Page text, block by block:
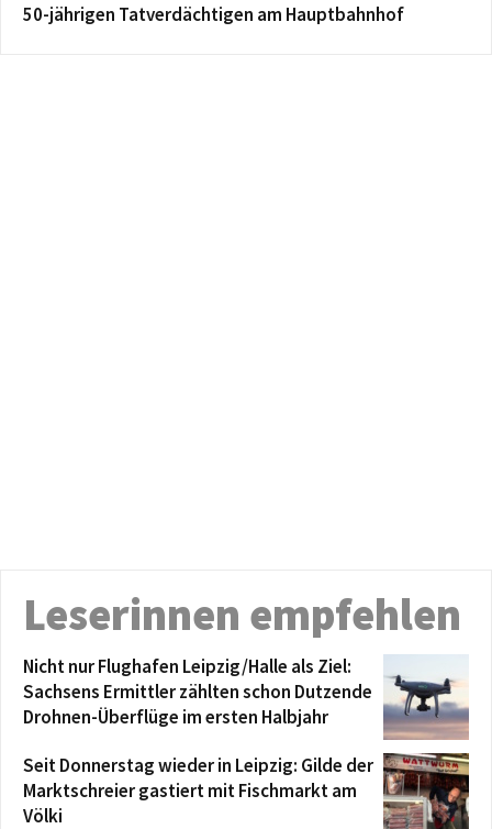
50-jährigen Tatverdächtigen am Hauptbahnhof
Leserinnen empfehlen
Nicht nur Flughafen Leipzig/Halle als Ziel:
Sachsens Ermittler zählten schon Dutzende
Drohnen-Überflüge im ersten Halbjahr
Seit Donnerstag wieder in Leipzig: Gilde der
Marktschreier gastiert mit Fischmarkt am
Völki